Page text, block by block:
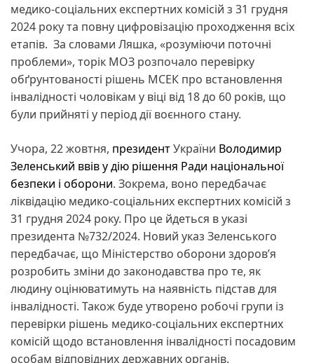
медико-соціальних експертних комісій з 31 грудня
2024 року та повну цифровізацію проходження всіх
етапів. За словами Ляшка, «розуміючи поточні
проблеми», торік МОЗ розпочало перевірку
обґрунтованості рішень МСЕК про встановлення
інвалідності чоловікам у віці від 18 до 60 років, що
були прийняті у період дії воєнного стану.
Учора, 22 жовтня, президентУкраїни Володимир
Зеленський ввів у дію рішення Ради національної
безпеки і оборони. Зокрема, воно передбачає
ліквідацію медико-соціальних експертних комісій з
31 грудня 2024 року. Про це йдеться в указі
президента №732/2024. Новий указ Зеленського
передбачає, що Міністерство оборони здоров’я
розробить зміни до законодавства про те, як
людину оцінюватимуть на наявність підстав для
інвалідності. Також буде утворено робочі групи із
перевірки рішень медико-соціальних експертних
комісій щодо встановлення інвалідності посадовим
особам відповідних державних органів.